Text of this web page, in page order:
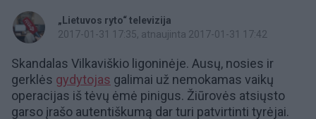
„Lietuvos ryto“ televizija
2017-01-31 17:35, atnaujinta 2017-01-31 17:42
Skandalas Vilkaviškio ligoninėje. Ausų, nosies ir
gerklės gydytojas galimai už nemokamas vaikų
operacijas iš tėvų ėmė pinigus. Žiūrovės atsiųsto
garso įrašo autentiškumą dar turi patvirtinti tyrėjai.